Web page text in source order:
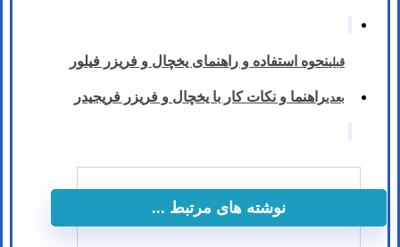
قبلینحوه استفاده و راهنمای یخچال و فریزر فیلور
بعدیراهنما و نکات کار با یخچال و فریزر فریجیدر
نوشته های مرتبط ...